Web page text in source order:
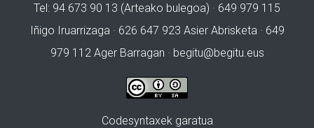
Tel: 94 673 90 13 (Arteako bulegoa) · 649 979 115
Iñigo Iruarrizaga · 626 647 923 Asier Abrisketa · 649
979 112 Ager Barragan · begitu@begitu.eus
Codesyntaxek garatua